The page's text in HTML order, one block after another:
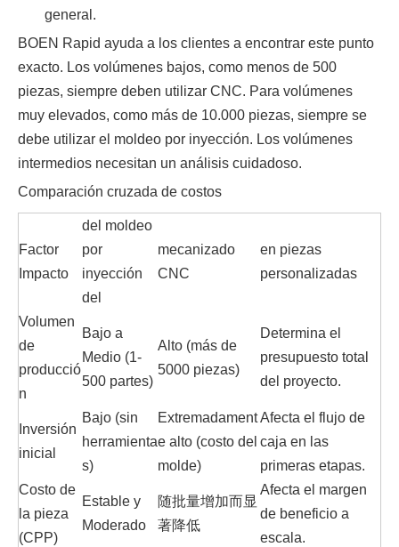
general.
BOEN Rapid ayuda a los clientes a encontrar este punto
exacto. Los volúmenes bajos, como menos de 500
piezas, siempre deben utilizar CNC. Para volúmenes
muy elevados, como más de 10.000 piezas, siempre se
debe utilizar el moldeo por inyección. Los volúmenes
intermedios necesitan un análisis cuidadoso.
Comparación cruzada de costos
Factor
Impacto
del moldeo
por
inyección
del
mecanizado
CNC
en piezas
personalizadas
Volumen
de
producció
n
Bajo a
Medio (1-
500 partes)
Alto (más de
5000 piezas)
Determina el
presupuesto total
del proyecto.
Inversión
inicial
Bajo (sin
herramienta
s)
Extremadament
e alto (costo del
molde)
Afecta el flujo de
caja en las
primeras etapas.
Costo de
la pieza
(CPP)
Estable y
Moderado
随批量增加而显
著降低
Afecta el margen
de beneficio a
escala.